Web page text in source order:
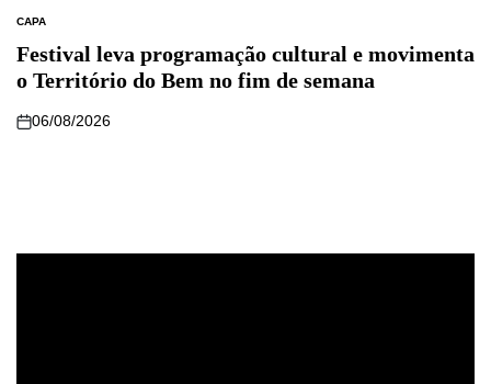
CAPA
Festival leva programação cultural e movimenta
o Território do Bem no fim de semana
06/08/2026